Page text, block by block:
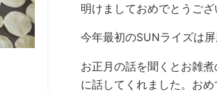
明けましておめでとうござ
今年最初のSUNライズは屏
お正月の話を聞くとお雑
に話してくれました。お